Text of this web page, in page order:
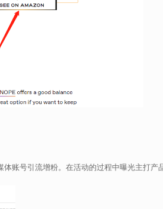
账号引流增粉。在活动的过程中曝光主打产